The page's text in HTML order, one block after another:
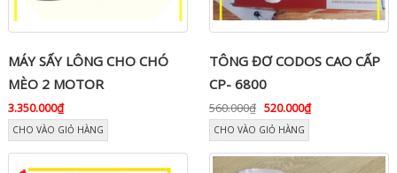
MÁY SẤY LÔNG CHO CHÓ
MÈO 2 MOTOR
3.350.000₫
CHO VÀO GIỎ HÀNG
TÔNG ĐƠ CODOS CAO CẤP
CP- 6800
560.000₫ 520.000₫
CHO VÀO GIỎ HÀNG